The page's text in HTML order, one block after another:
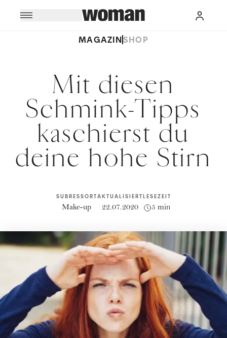
MAGAZINSHOP
Mit diesen
Schmink-Tipps
kaschierst du
deine hohe Stirn
SUBRESSORT
Make-up
AKTUALISIERT
22.07.2020
LESEZEIT
5 min